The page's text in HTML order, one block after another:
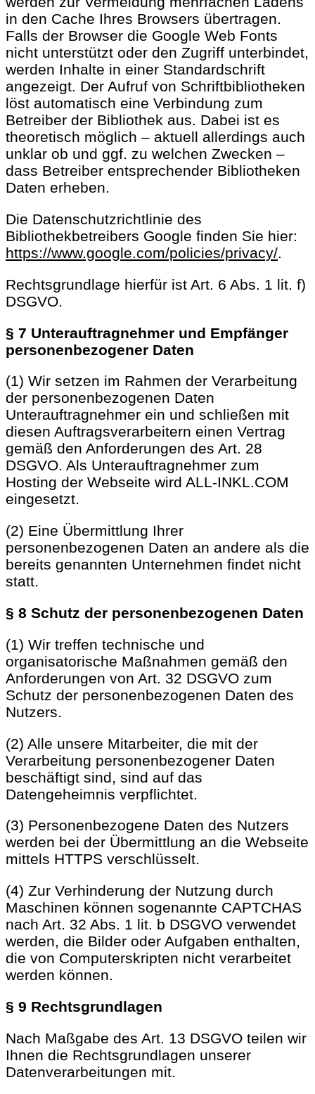
in den Cache Ihres Browsers übertragen.
Falls der Browser die Google Web Fonts
nicht unterstützt oder den Zugriff unterbindet,
werden Inhalte in einer Standardschrift
angezeigt. Der Aufruf von Schriftbibliotheken
löst automatisch eine Verbindung zum
Betreiber der Bibliothek aus. Dabei ist es
theoretisch möglich – aktuell allerdings auch
unklar ob und ggf. zu welchen Zwecken –
dass Betreiber entsprechender Bibliotheken
Daten erheben.
Die Datenschutzrichtlinie des
Bibliothekbetreibers Google finden Sie hier:
https://www.google.com/policies/privacy/.
Rechtsgrundlage hierfür ist Art. 6 Abs. 1 lit. f)
DSGVO.
§ 7 Unterauftragnehmer und Empfänger
personenbezogener Daten
(1) Wir setzen im Rahmen der Verarbeitung
der personenbezogenen Daten
Unterauftragnehmer ein und schließen mit
diesen Auftragsverarbeitern einen Vertrag
gemäß den Anforderungen des Art. 28
DSGVO. Als Unterauftragnehmer zum
Hosting der Webseite wird ALL-INKL.COM
eingesetzt.
(2) Eine Übermittlung Ihrer
personenbezogenen Daten an andere als die
bereits genannten Unternehmen findet nicht
statt.
§ 8 Schutz der personenbezogenen Daten
(1) Wir treffen technische und
organisatorische Maßnahmen gemäß den
Anforderungen von Art. 32 DSGVO zum
Schutz der personenbezogenen Daten des
Nutzers.
(2) Alle unsere Mitarbeiter, die mit der
Verarbeitung personenbezogener Daten
beschäftigt sind, sind auf das
Datengeheimnis verpflichtet.
(3) Personenbezogene Daten des Nutzers
werden bei der Übermittlung an die Webseite
mittels HTTPS verschlüsselt.
(4) Zur Verhinderung der Nutzung durch
Maschinen können sogenannte CAPTCHAS
nach Art. 32 Abs. 1 lit. b DSGVO verwendet
werden, die Bilder oder Aufgaben enthalten,
die von Computerskripten nicht verarbeitet
werden können.
§ 9 Rechtsgrundlagen
Nach Maßgabe des Art. 13 DSGVO teilen wir
Ihnen die Rechtsgrundlagen unserer
Datenverarbeitungen mit.